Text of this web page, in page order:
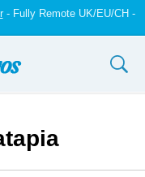
- Fully Remote UK/EU/CH -